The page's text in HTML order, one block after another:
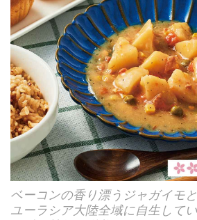
ベーコンの香り漂うジャガイモ
ユーラシア大陸全域に自生して